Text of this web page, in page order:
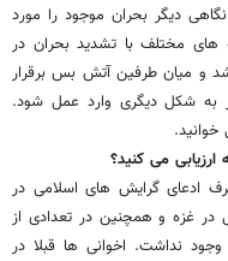
دیگر بحران موجود را مورد
های مختلف با تشدید بحران در
و میان طرفین آتش بس برقرار
به شکل دیگری وارد عمل شود.
می کنید؟
ادعای گرایش های اسلامی در
غزه و همچنین در تعدادی از
وجود نداشت. اخوانی ها قبلا در